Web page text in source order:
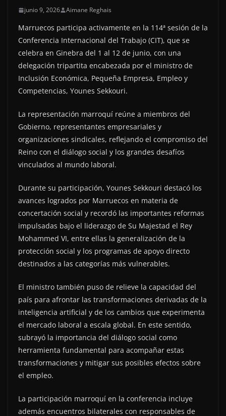
junio 9, 2026 Aimane Reghais
Marruecos participa activamente en la 114ª sesión de la
Conferencia Internacional del Trabajo (CIT), que se
celebra en Ginebra del 1 al 12 de junio, con una
delegación tripartita encabezada por el ministro de
Inclusión Económica, Pequeña Empresa, Empleo y
Competencias, Younes Sekkouri.
La representación marroquí reúne a miembros del
Gobierno, representantes empresariales y
organizaciones sindicales, reflejando el compromiso del
Reino con el diálogo social y los grandes desafíos
vinculados al mundo laboral.
Durante su participación, Younes Sekkouri destacó los
avances logrados por Marruecos en materia de
concertación social y recordó las importantes reformas
impulsadas bajo el liderazgo de Su Majestad el Rey
Mohammed VI, entre ellas la generalización de la
protección social y los programas de apoyo directo
destinados a las categorías más vulnerables.
El ministro también puso de relieve la capacidad del
país para afrontar las transformaciones derivadas de la
inteligencia artificial y de los cambios que experimenta
el mercado laboral a escala global. En este sentido,
subrayó la importancia del diálogo social como
herramienta fundamental para acompañar estas
transformaciones y mitigar sus posibles efectos sobre
el empleo.
La participación marroquí en la conferencia incluye
además encuentros bilaterales con responsables de